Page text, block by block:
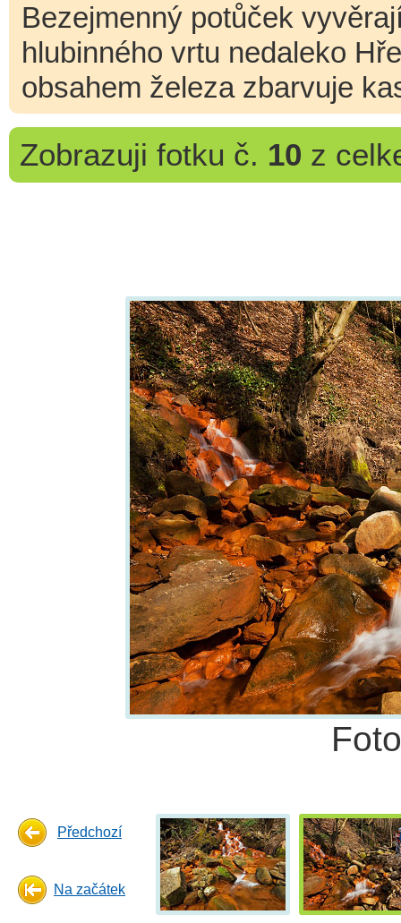
Bezejmenný potůček
hlubinného vrtu nedaleko
obsahem železa zbarvuje
Zobrazuji fotku č. 10 z
Předchozí
Na začátek